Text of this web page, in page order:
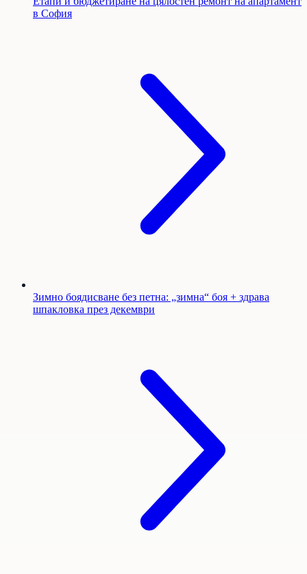
в София
Зимно боядисване без петна: „зимна“ боя + здрава
шпакловка през декември